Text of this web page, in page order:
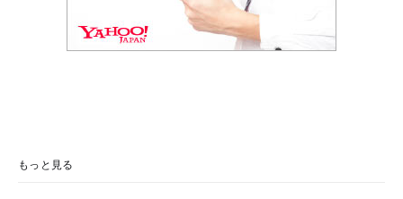
もっと見る